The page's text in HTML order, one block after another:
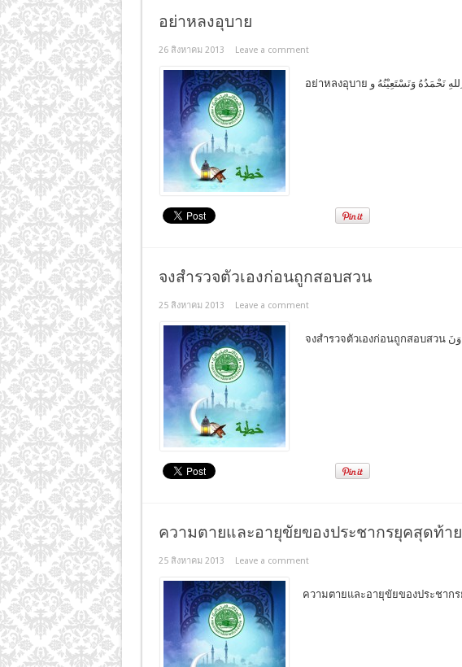
อย่าหลงอุบาย
26 สิงหาคม 2013 Leave a comment
จงสำรวจตัวเองก่อนถูกสอบสวน
25 สิงหาคม 2013 Leave a comment
ความตายและอายุขัยของประชากรยุคสุดท้าย
25 สิงหาคม 2013 Leave a comment